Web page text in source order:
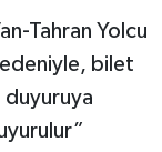
Tahran Yolcu
bilet
duyuruya